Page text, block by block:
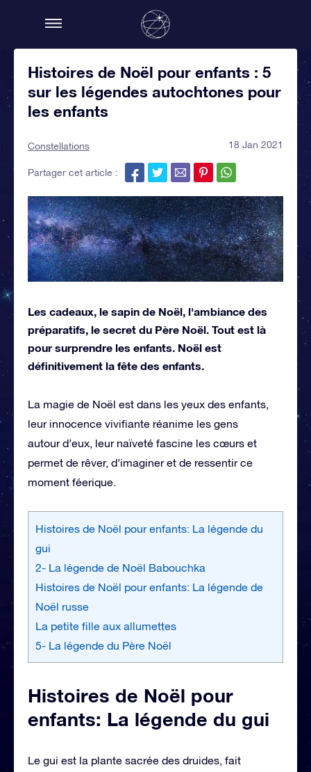
Histoires de Noël pour enfants : 5
sur les légendes autochtones pour
les enfants
Constellations 18 Jan 2021
Partager cet article :
Les cadeaux, le sapin de Noël, l'ambiance des
préparatifs, le secret du Père Noël. Tout est là
pour surprendre les enfants. Noël est
définitivement la fête des enfants.
La magie de Noël est dans les yeux des enfants,
leur innocence vivifiante réanime les gens
autour d’eux, leur naïveté fascine les cœurs et
permet de rêver, d’imaginer et de ressentir ce
moment féerique.
Histoires de Noël pour enfants: La légende du
gui
2- La légende de Noël Babouchka
Histoires de Noël pour enfants: La légende de
Noël russe
La petite fille aux allumettes
5- La légende du Père Noël
Histoires de Noël pour
enfants: La légende du gui
Le gui est la plante sacrée des druides, fait